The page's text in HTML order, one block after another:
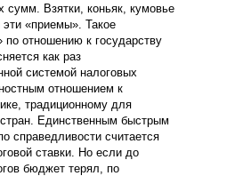
сумм. Взятки, коньяк, кумовье
«приемы». Такое
по отношению к государству
как раз
системой налоговых
отношением к
традиционному для
Единственным быстрым
справедливости считается
ставки. Но если до
бюджет терял, по